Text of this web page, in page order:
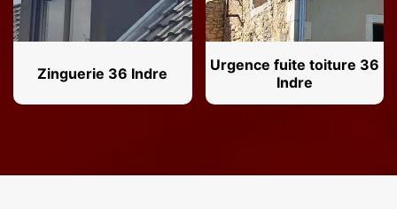
Zinguerie 36 Indre
Urgence fuite toiture 36
Indre